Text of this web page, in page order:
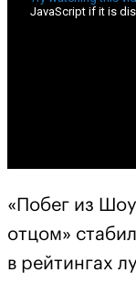
«Побег из
отцом»
в рейтингах